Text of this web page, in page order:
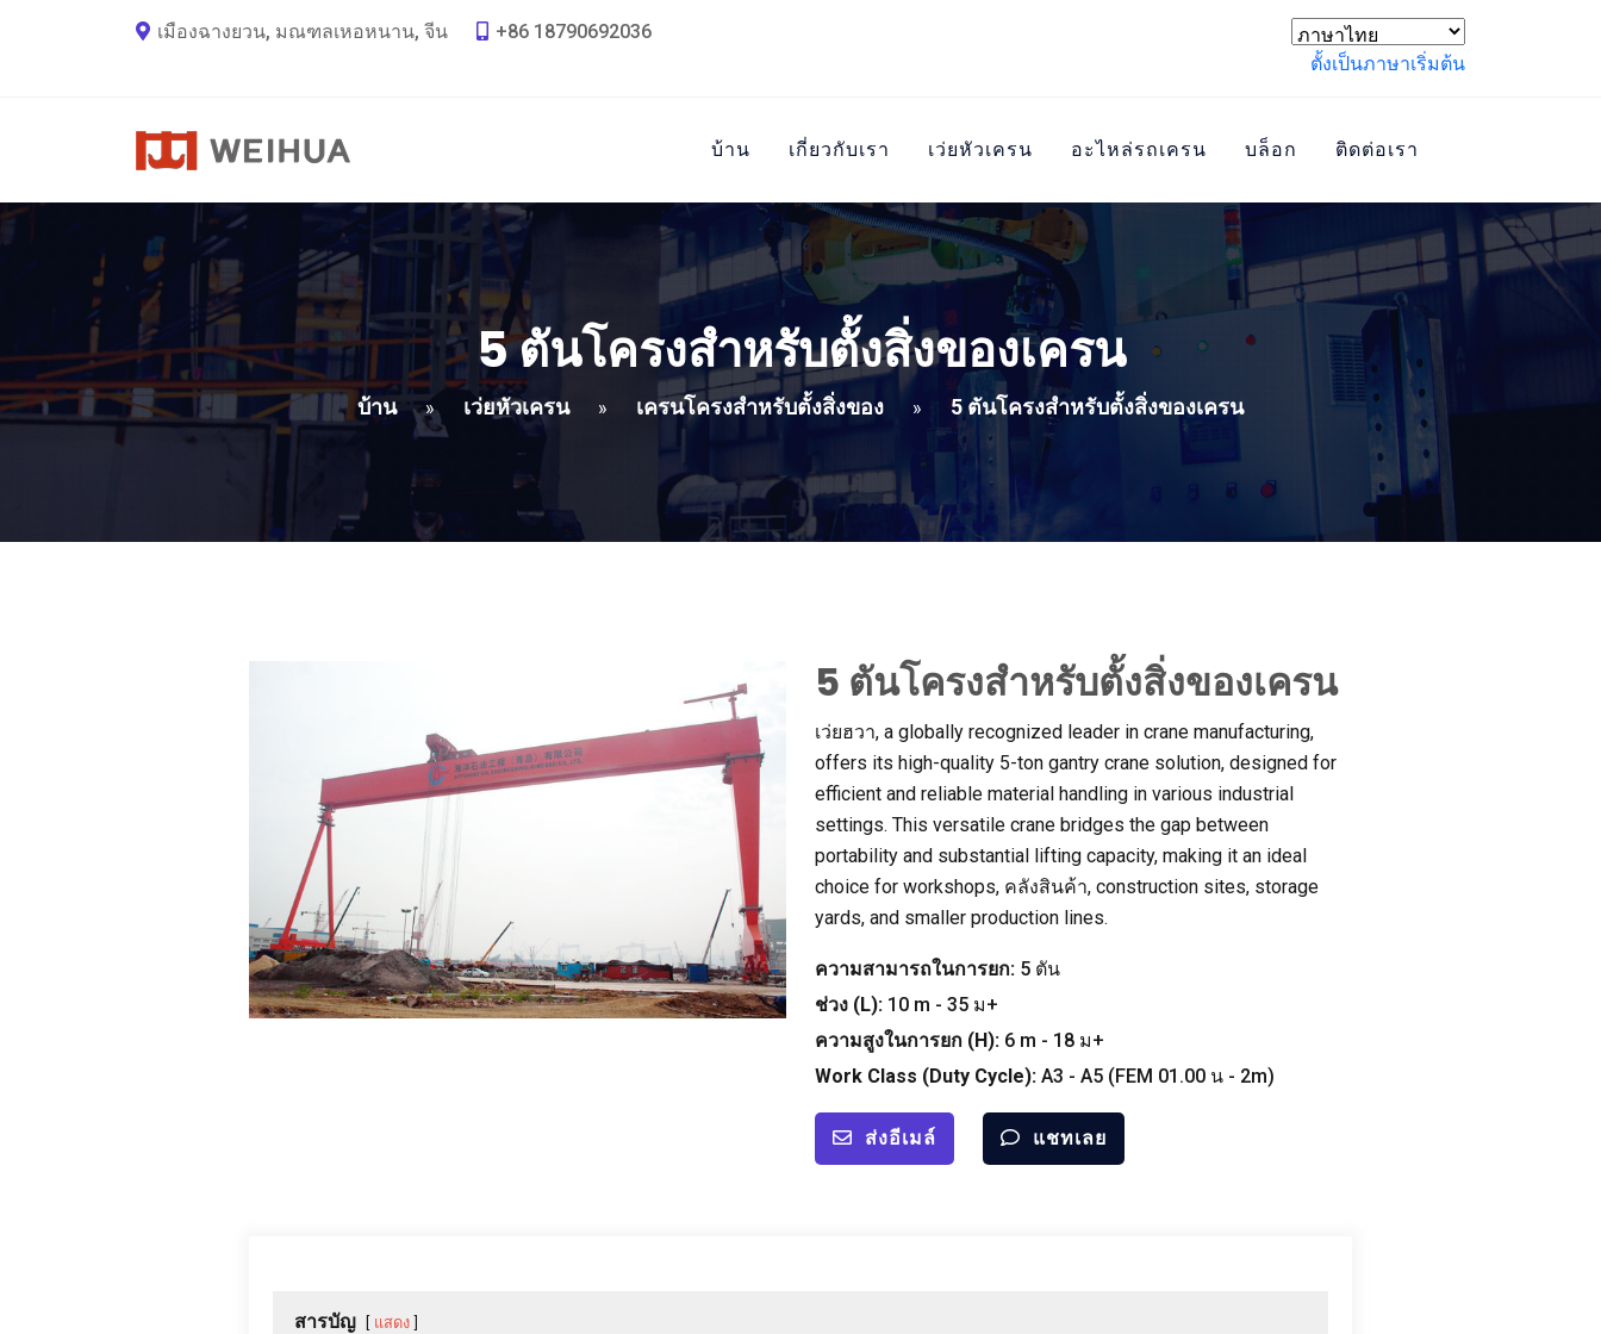
เมืองฉางยวน, มณฑลเหอหนาน, จีน
+86 18790692036
ตั้งเป็นภาษาเริ่มต้น
บ้าน เกี่ยวกับเรา เว่ยหัวเครน อะไหล่รถเครน บล็อก ติดต่อเรา
5 ตันโครงสำหรับตั้งสิ่งของเครน
บ้าน » เว่ยหัวเครน » เครนโครงสำหรับตั้งสิ่งของ » 5 ตันโครงสำหรับตั้งสิ่งของเครน
5 ตันโครงสำหรับตั้งสิ่งของเครน
เว่ยฮวา, a globally recognized leader in crane manufacturing,
offers its high-quality 5-ton gantry crane solution, designed for
efficient and reliable material handling in various industrial
settings. This versatile crane bridges the gap between
portability and substantial lifting capacity, making it an ideal
choice for workshops, คลังสินค้า, construction sites, storage
yards, and smaller production lines.
ความสามารถในการยก: 5 ตัน
ช่วง (L): 10 m - 35 ม+
ความสูงในการยก (H): 6 m - 18 ม+
Work Class (Duty Cycle): A3 - A5 (FEM 01.00 น - 2m)
ส่งอีเมล์ แชทเลย
สารบัญ แสดง